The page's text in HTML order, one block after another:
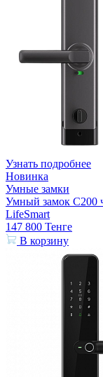
Узнать подробнее
Новинка
Умные замки
Умный замок С200
LifeSmart
147 800 Тенге
В корзину